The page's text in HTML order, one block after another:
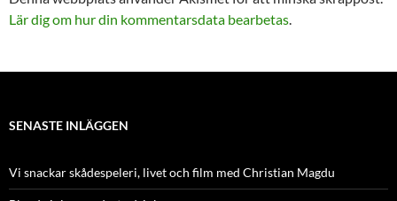
Lär dig om hur din kommentarsdata bearbetas.
SENASTE INLÄGGEN
Vi snackar skådespeleri, livet och film med Christian Magdu